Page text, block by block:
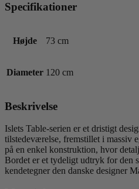
Specifikationer
Højde 73 cm
Diameter 120 cm
Beskrivelse
Islets Table-serien er et dristigt
tilstedeværelse, fremstillet i massiv
på en enkel konstruktion, hvor
Bordet er et tydeligt udtryk for den
kendetegner den danske designer